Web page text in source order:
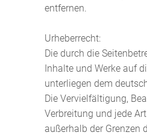
entfernen.
Urheberrecht:
Die durch die
Inhalte und Werke auf
unterliegen dem
Die Vervielfältigung,
Verbreitung und jede
außerhalb der Grenzen